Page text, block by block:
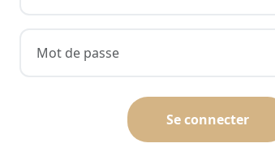
Se connecter